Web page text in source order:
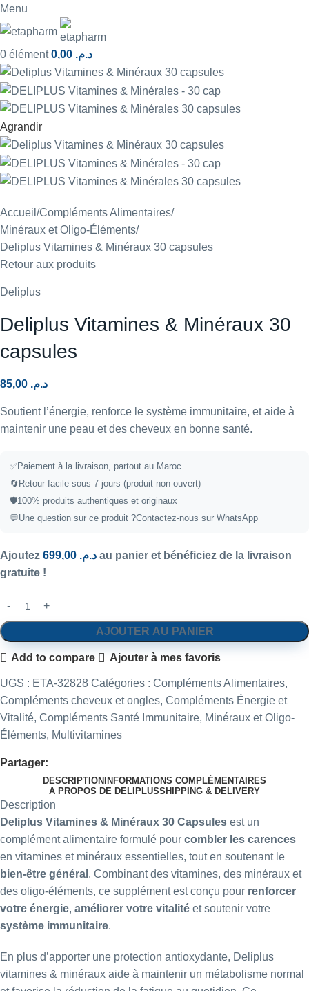
Menu
0 élément د.م.
Agrandir
Accueil Compléments Alimentaires
Minéraux et Oligo-Éléments
Deliplus Vitamines & Minéraux 30 capsules
Retour aux produits
Deliplus
Deliplus Vitamines & Minéraux 30
capsules
د.م.
Soutient l’énergie, renforce le système immunitaire, et aide à
maintenir une peau et des cheveux en bonne santé.
✅Paiement à la livraison, partout au Maroc
🔄Retour facile sous 7 jours (produit non ouvert)
🛡️100% produits authentiques et originaux
💬Une question sur ce produit ?Contactez-nous sur WhatsApp
Ajoutez د.م. au panier et bénéficiez de la livraison
gratuite !
AJOUTER AU PANIER
Add to compare Ajouter à mes favoris
UGS : ETA-32828 Catégories : Compléments Alimentaires,
Compléments cheveux et ongles, Compléments Énergie et
Vitalité, Compléments Santé Immunitaire, Minéraux et Oligo-
Éléments, Multivitamines
Partager:
DESCRIPTION INFORMATIONS COMPLÉMENTAIRES
A PROPOS DE DELIPLUSSHIPPING & DELIVERY
Description
Deliplus Vitamines & Minéraux 30 Capsules est un
complément alimentaire formulé pour combler les carences
en vitamines et minéraux essentielles, tout en soutenant le
bien-être général . Combinant des vitamines, des minéraux et
des oligo-éléments, ce supplément est conçu pour renforcer
votre énergie, améliorer votre vitalité et soutenir votre
système immunitaire.
En plus d’apporter une protection antioxydante, Deliplus
vitamines & minéraux aide à maintenir un métabolisme normal